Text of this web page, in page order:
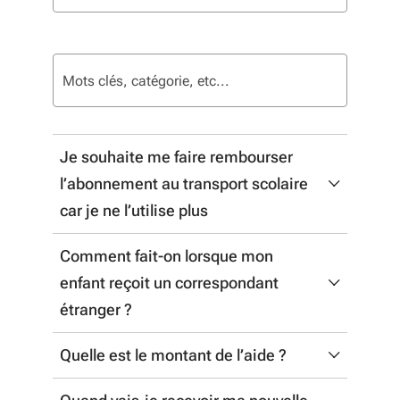
Je souhaite me faire rembourser
l’abonnement au transport scolaire
car je ne l’utilise plus
Un remboursement total pourra être
effectué en cas de non utilisation du
service.
Les demandes de remboursement devront
parvenir
par courrier avant le 15 octobre
Comment fait-on lorsque mon
enfant reçoit un correspondant
étranger ?
Les correspondants étrangers sont
Quelle est le montant de l’aide ?